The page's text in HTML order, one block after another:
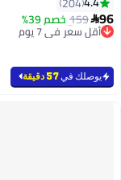
2
96
159 خصم 39% #26 في صنادل رجالية
أقل سعر في 7 يوم
#26 في صنادل رجالية
يوصلك في57 دقيقة